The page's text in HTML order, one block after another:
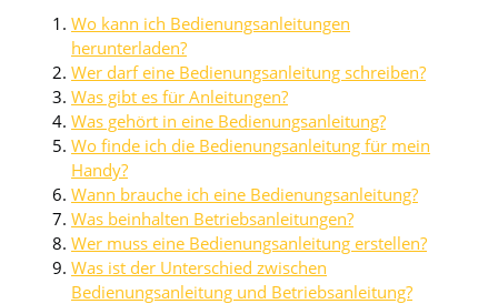
Wo kann ich Bedienungsanleitungen
herunterladen?
Wer darf eine Bedienungsanleitung schreiben?
Was gibt es für Anleitungen?
Was gehört in eine Bedienungsanleitung?
Wo finde ich die Bedienungsanleitung für mein
Handy?
Wann brauche ich eine Bedienungsanleitung?
Was beinhalten Betriebsanleitungen?
Wer muss eine Bedienungsanleitung erstellen?
Was ist der Unterschied zwischen
Bedienungsanleitung und Betriebsanleitung?